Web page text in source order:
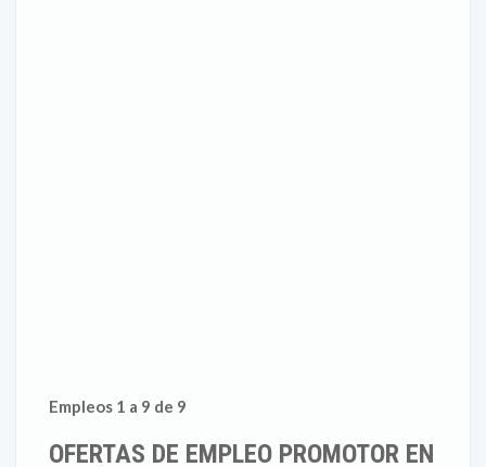
Empleos 1 a 9 de 9
OFERTAS DE EMPLEO PROMOTOR EN